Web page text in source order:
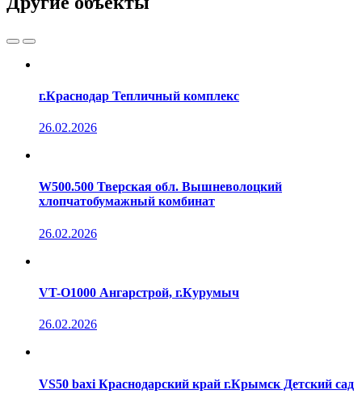
г.Краснодар Тепличный комплекс
26.02.2026
W500.500 Тверская обл. Вышневолоцкий
хлопчатобумажный комбинат
26.02.2026
VT-O1000 Ангарстрой, г.Курумыч
26.02.2026
VS50 baxi Краснодарский край г.Крымск Детский сад